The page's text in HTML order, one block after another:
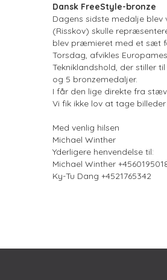
Dansk FreeStyle-bronze
Dagens sidste medalje blev
(Risskov) skulle
blev præmieret med et sæt
Torsdag, afvikles
Tekniklandshold, der stiller
og 5 bronzemedaljer.
I får den lige direkte fra
Vi fik ikke lov at tage
Med venlig hilsen
Michael Winther
Yderligere henvendelse til:
Michael Winther
Ky-Tu Dang +4521765342